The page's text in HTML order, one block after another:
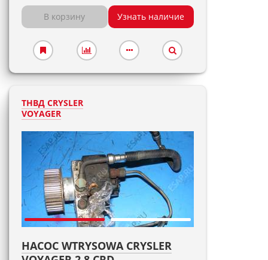
В корзину Узнать наличие
ТНВД CRYSLER
VOYAGER
НАСОС WTRYSOWA CRYSLER